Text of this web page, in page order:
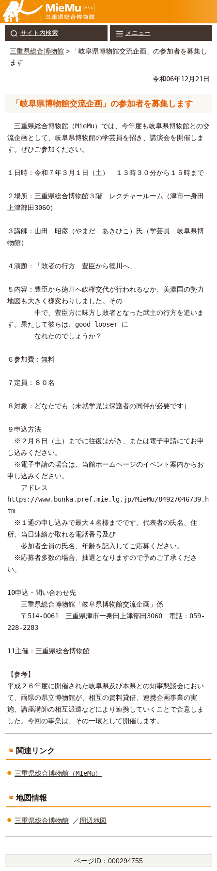
サイト内検索 メニュー
三重県総合博物館 > 「岐阜県博物館交流企画」の参加者を募集し
ます
令和06年12月21日
「岐阜県博物館交流企画」の参加者を募集します
三重県総合博物館（MieMu）では、今年度も岐阜県博物館との交
流企画として、岐阜県博物館の学芸員を招き、講演会を開催しま
す。ぜひご参加ください。
１日時：令和７年３月１日（土） １３時３０分から１５時まで
２場所：三重県総合博物館３階 レクチャールーム（津市一身田
上津部田3060）
３講師：山田 昭彦（やまだ あきひこ）氏（学芸員 岐阜県博
物館）
４演題：「敗者の行方 豊臣から徳川へ」
５内容：豊臣から徳川へ政権交代が行われるなか、美濃国の勢力
地図も大きく様変わりしました。その
中で、豊臣方に味方し敗者となった武士の行方を追いま
す。果たして彼らは、good looser に
なれたのでしょうか？
６参加費：無料
７定員：８０名
８対象：どなたでも（未就学児は保護者の同伴が必要です）
９申込方法
※２月８日（土）までに往復はがき、または電子申請にてお申
し込みください。
※電子申請の場合は、当館ホームページのイベント案内からお
申し込みください。
アドレス
https://www.bunka.pref.mie.lg.jp/MieMu/84927046739.h
tm
※１通の申し込みで最大４名様までです。代表者の氏名、住
所、当日連絡が取れる電話番号及び
参加者全員の氏名、年齢を記入してご応募ください。
※応募者多数の場合、抽選となりますので予めご了承くださ
い。
10申込・問い合わせ先
三重県総合博物館「岐阜県博物館交流企画」係
〒514-0061 三重県津市一身田上津部田3060 電話：059-
228-2283
11主催：三重県総合博物館
【参考】
平成２６年度に開催された岐阜県及び本県との知事懇談会におい
て、両県の県立博物館が、相互の資料貸借、連携企画事業の実
施、講座講師の相互派遣などにより連携していくことで合意しま
した。今回の事業は、その一環として開催します。
関連リンク
三重県総合博物館（MIeMu）
地図情報
三重県総合博物館 ／周辺地図
ページID： 000294755